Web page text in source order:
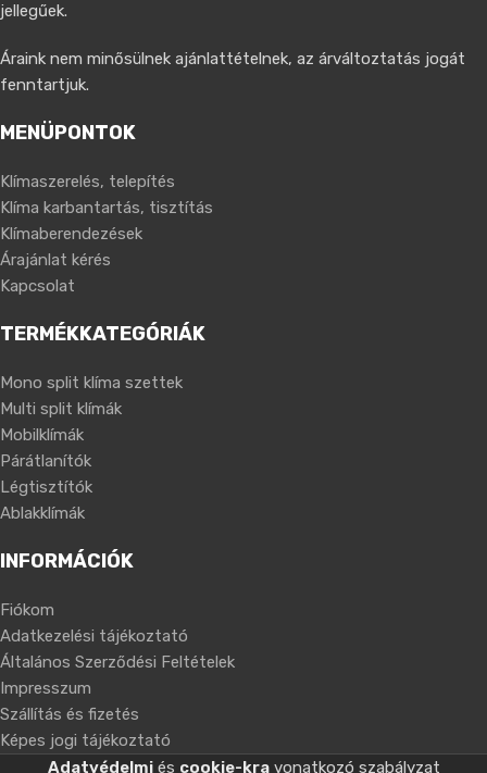
jellegűek.
Áraink nem minősülnek ajánlattételnek, az árváltoztatás jogát
fenntartjuk.
MENÜPONTOK
Klímaszerelés, telepítés
Klíma karbantartás, tisztítás
Klímaberendezések
Árajánlat kérés
Kapcsolat
TERMÉKKATEGÓRIÁK
Mono split klíma szettek
Multi split klímák
Mobilklímák
Párátlanítók
Légtisztítók
Ablakklímák
INFORMÁCIÓK
Fiókom
Adatkezelési tájékoztató
Általános Szerződési Feltételek
Impresszum
Szállítás és fizetés
Képes jogi tájékoztató
Adatvédelmiés cookie-kravonatkozó szabályzat